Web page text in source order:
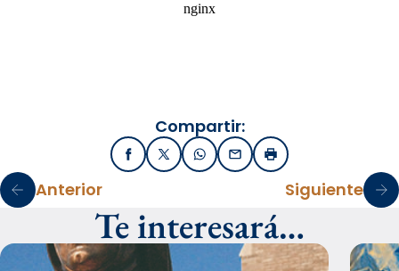
Compartir:
FacebookX / TwitterWhatsApp
EmailImprimir
Anterior Siguiente
Te interesará…